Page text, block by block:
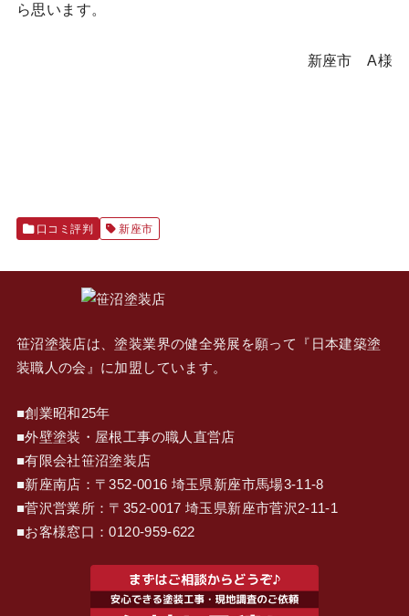
ら思います。
新座市 A様
口コミ評判 新座市
笹沼塗装店は、塗装業界の健全発展を願って『 日本建築塗
装職人の会 』に加盟しています。
■創業昭和25年
■外壁塗装・屋根工事の職人直営店
■有限会社笹沼塗装店
■新座南店：〒352-0016 埼玉県新座市馬場3-11-8
■菅沢営業所：〒352-0017 埼玉県新座市菅沢2-11-1
■お客様窓口：0120-959-622